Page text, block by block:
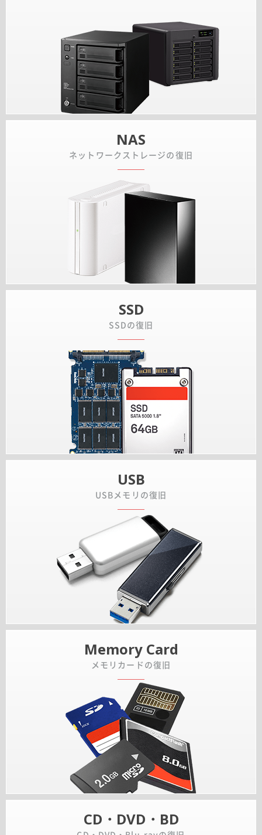
NAS
ネットワークストレージの復旧
SSD
SSDの復旧
USB
USBメモリの復旧
Memory Card
メモリカードの復旧
CD・DVD・BD